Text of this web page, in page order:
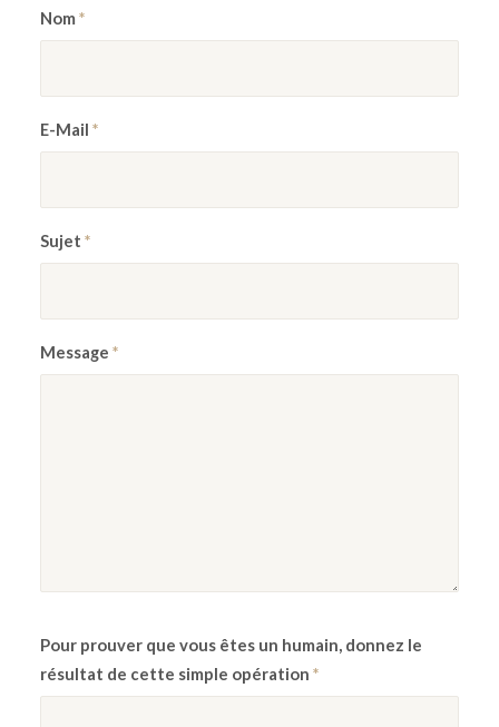
Nom *
E-Mail *
Sujet *
Message *
Pour prouver que vous êtes un humain, donnez le
résultat de cette simple opération *